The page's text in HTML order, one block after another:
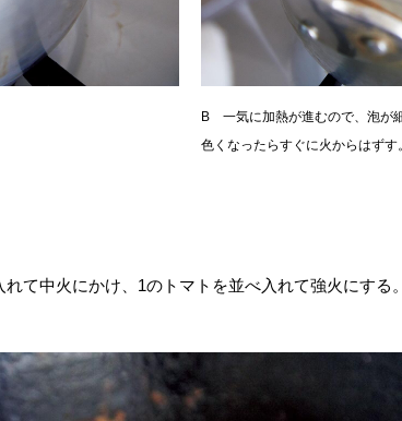
B 一気に加熱が進むので、泡が
色くなったらすぐに火からはずす。
て中火にかけ、1のトマトを並べ入れて強火にす